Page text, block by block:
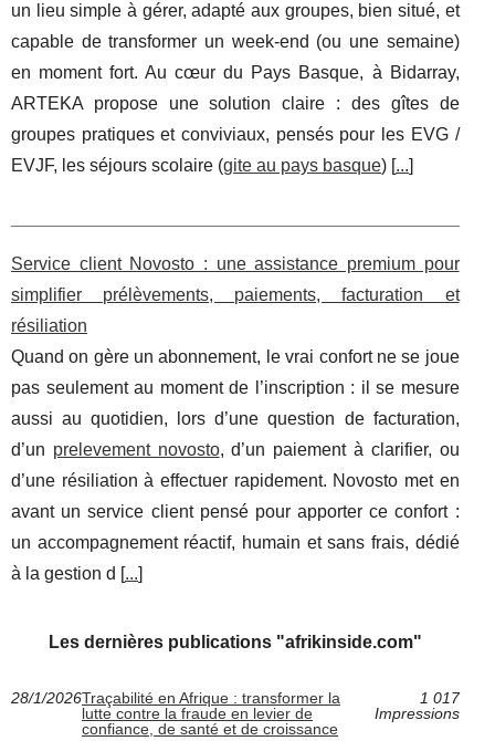
un lieu simple à gérer, adapté aux groupes, bien situé, et
capable de transformer un week-end (ou une semaine)
en moment fort. Au cœur du Pays Basque, à Bidarray,
ARTEKA propose une solution claire : des gîtes de
groupes pratiques et conviviaux, pensés pour les EVG /
EVJF, les séjours scolaire (gite au pays basque) [...]
Service client Novosto : une assistance premium pour
simplifier prélèvements, paiements, facturation et
résiliation
Quand on gère un abonnement, le vrai confort ne se joue
pas seulement au moment de l’inscription : il se mesure
aussi au quotidien, lors d’une question de facturation,
d’un prelevement novosto, d’un paiement à clarifier, ou
d’une résiliation à effectuer rapidement. Novosto met en
avant un service client pensé pour apporter ce confort :
un accompagnement réactif, humain et sans frais, dédié
à la gestion d [...]
Les dernières publications "afrikinside.com"
28/1/2026Traçabilité en Afrique : transformer la
lutte contre la fraude en levier de
confiance, de santé et de croissance
1 017
Impressions